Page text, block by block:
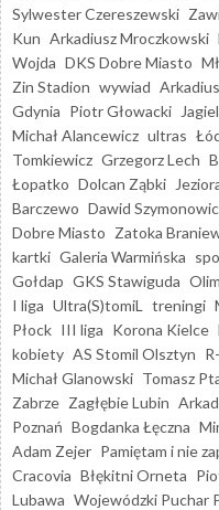
Sylwester Czereszewski
Kun Arkadiusz Mroczkowski
Wojda DKS Dobre Miasto
Zin Stadion wywiad
Gdynia Piotr Głowacki
Michał Alancewicz ultras
Tomkiewicz Grzegorz Lech
Łopatko Dolcan Ząbki
Barczewo Dawid
Dobre Miasto Zatoka
kartki Galeria Warmińska
Gołdap GKS Stawiguda
I liga Ultra(S)tomiL treningi
Płock III liga Korona Kielce
kobiety AS Stomil Olsztyn
Michał Glanowski Tomasz
Zabrze Zagłębie Lubin
Poznań Bogdanka Łęczna
Adam Zejer Pamiętam i nie
Cracovia Błękitni Orneta
Lubawa Wojewódzki Puchar